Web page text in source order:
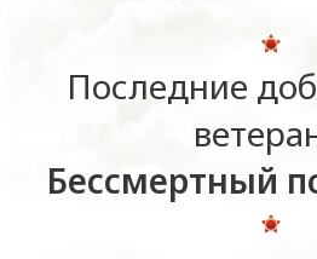
Последние
Бессмертный